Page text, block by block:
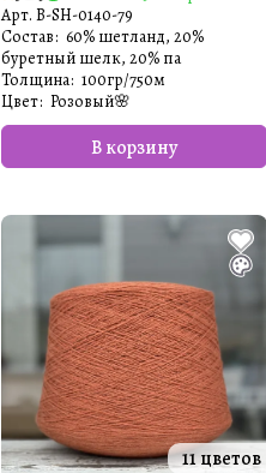
Арт. B-SH-0140-79
В корзину
Состав: 60% шетланд, 20%
буретный шелк, 20% па
Толщина: 100гр/750м
Цвет: Розовый🌸
11 цветов